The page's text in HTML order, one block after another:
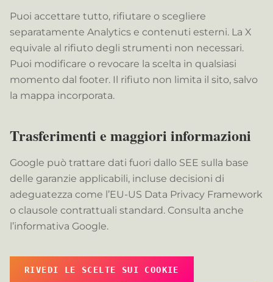
Puoi accettare tutto, rifiutare o scegliere
separatamente Analytics e contenuti esterni. La X
equivale al rifiuto degli strumenti non necessari.
Puoi modificare o revocare la scelta in qualsiasi
momento dal footer. Il rifiuto non limita il sito, salvo
la mappa incorporata.
Trasferimenti e maggiori informazioni
Google può trattare dati fuori dallo SEE sulla base
delle garanzie applicabili, incluse decisioni di
adeguatezza come l’EU-US Data Privacy Framework
o clausole contrattuali standard. Consulta anche
l’informativa Google.
RIVEDI LE SCELTE SUI COOKIE